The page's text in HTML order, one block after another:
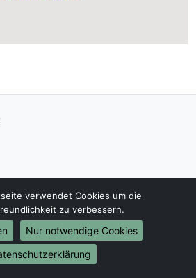
- Sa: 06:00 - 19:30 Uhr
verwendet Cookies um die
zu verbessern.
Nur notwendige Cookies